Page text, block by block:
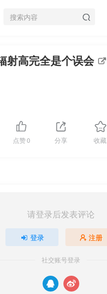
射高完全是个误会
点赞0 分享 收藏
请登录后发表评论
登录 注册
社交账号登录